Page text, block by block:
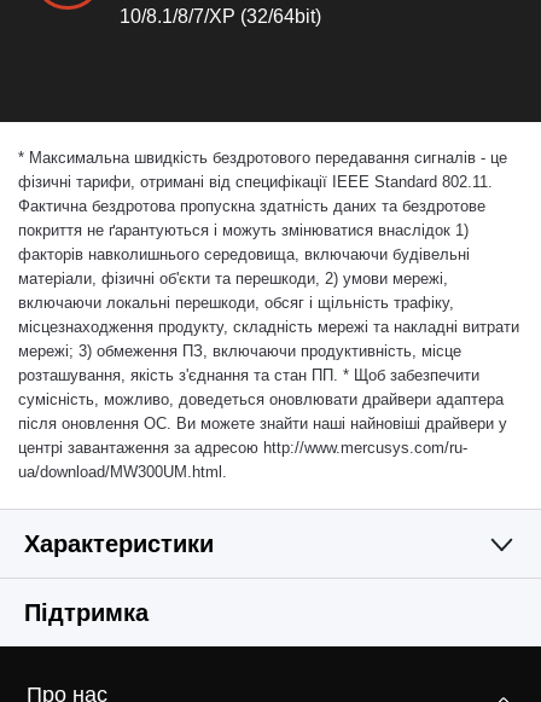
10/8.1/8/7/XP (32/64bit)
* Максимальна швидкість бездротового передавання сигналів - це
фізичні тарифи, отримані від специфікації IEEE Standard 802.11.
Фактична бездротова пропускна здатність даних та бездротове
покриття не ґарантуються і можуть змінюватися внаслідок 1)
факторів навколишнього середовища, включаючи будівельні
матеріали, фізичні об'єкти та перешкоди, 2) умови мережі,
включаючи локальні перешкоди, обсяг і щільність трафіку,
місцезнаходження продукту, складність мережі та накладні витрати
мережі; 3) обмеження ПЗ, включаючи продуктивність, місце
розташування, якість з'єднання та стан ПП. * Щоб забезпечити
сумісність, можливо, доведеться оновлювати драйвери адаптера
після оновлення ОС. Ви можете знайти наші найновіші драйвери у
центрі завантаження за адресою http://www.mercusys.com/ru-
ua/download/MW300UM.html.
Характеристики
БЕЗДРОТОВА МЕРЕЖА
Підтримка
Про нас